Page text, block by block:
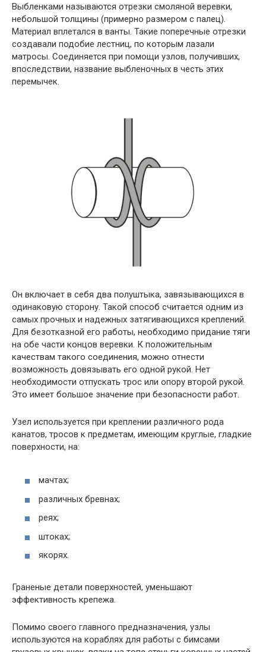
Выбленками называются отрезки смоляной веревки,
небольшой толщины (примерно размером с палец).
Материал вплетался в ванты. Такие поперечные отрезки
создавали подобие лестниц, по которым лазали
матросы. Соединяется при помощи узлов, получивших,
впоследствии, название выбленочных в честь этих
перемычек.
Он включает в себя два полуштыка, завязывающихся в
одинаковую сторону. Такой способ считается одним из
самых прочных и надежных затягивающихся креплений.
Для безотказной его работы, необходимо придание тяги
на обе части концов веревки. К положительным
качествам такого соединения, можно отнести
возможность довязывать его одной рукой. Нет
необходимости отпускать трос или опору второй рукой.
Это имеет большое значение при безопасности работ.
Узел используется при креплении различного рода
канатов, тросов к предметам, имеющим круглые, гладкие
поверхности, на:
мачтах;
различных бревнах;
реях;
штоках;
якорях.
Граненые детали поверхностей, уменьшают
эффективность крепежа.
Помимо своего главного предназначения, узлы
используются на кораблях для работы с бимсами